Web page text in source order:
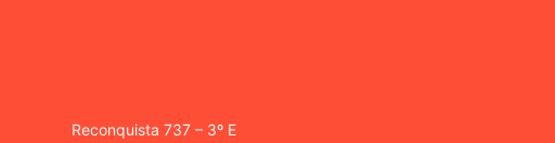
Reconquista 737 – 3º E